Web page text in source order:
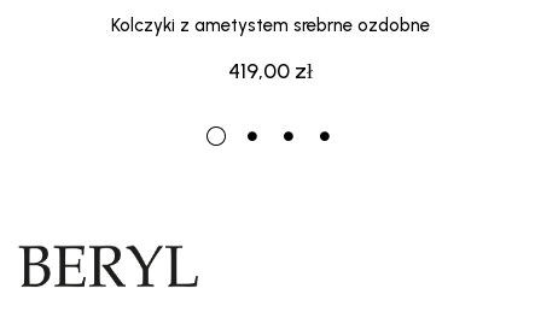
419,00 zł
Kolczyki z ametystem srebrne ozdobne